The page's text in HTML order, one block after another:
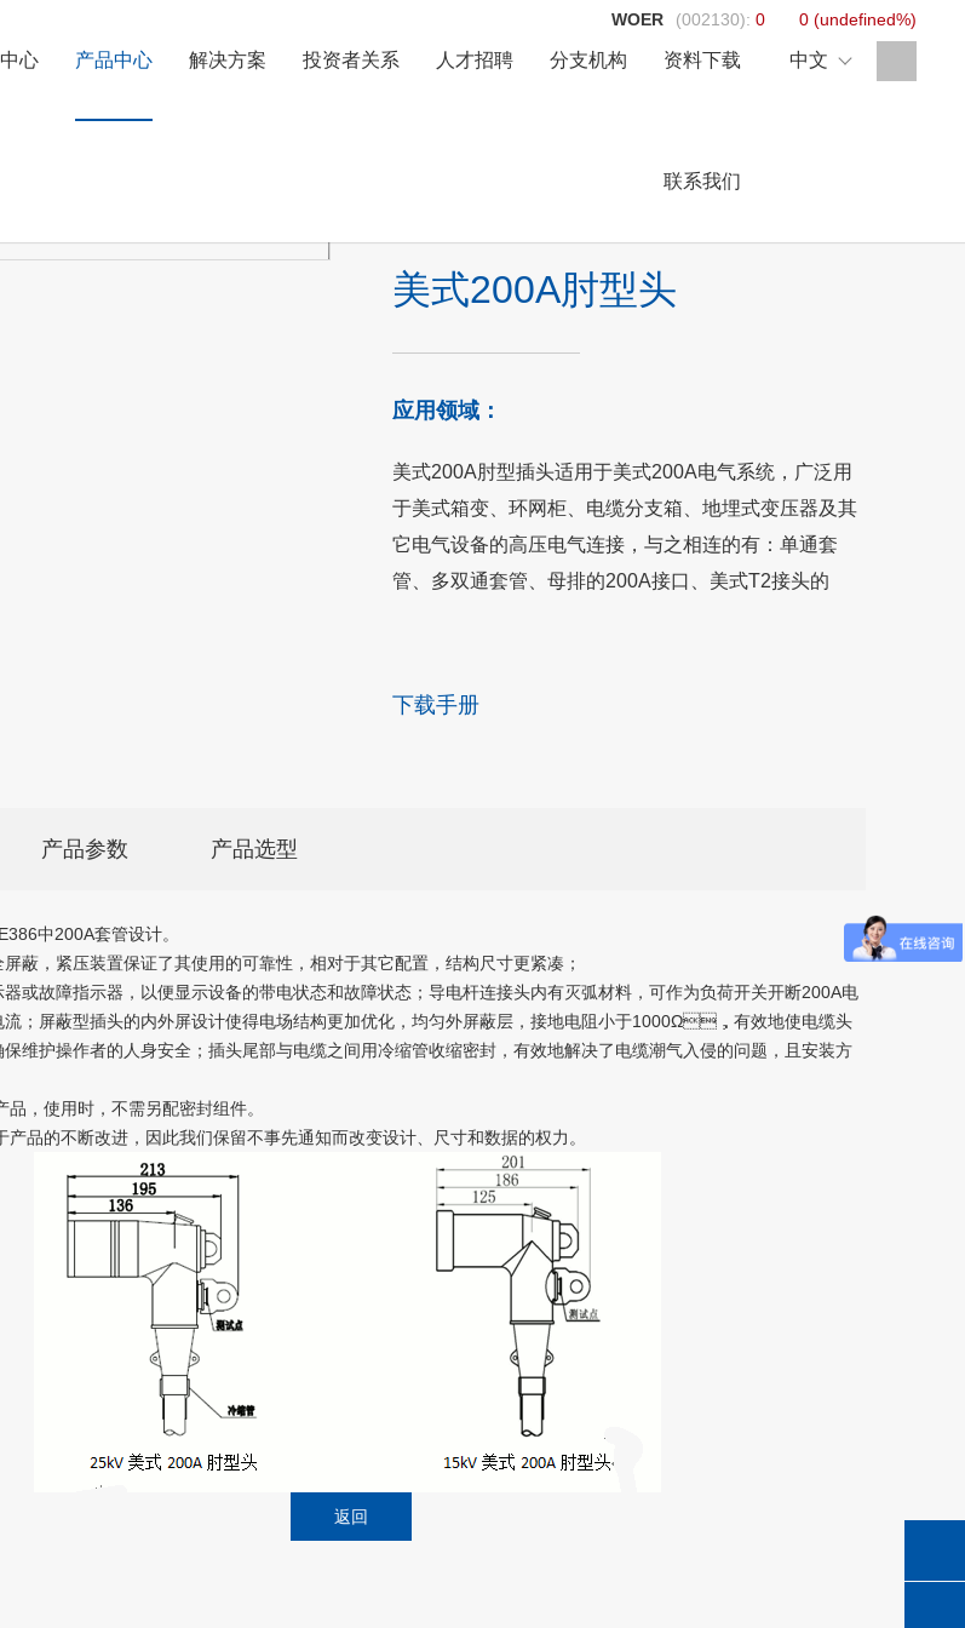
心 产品中心 解决方案 投资者关系 人才招聘 分支机构 资料下载
联系我们
中文
WOER (002130): 0 0 (undefined%)
美式200A肘型头
应用领域：
美式200A肘型插头适用于美式200A电气系统，广泛用
于美式箱变、环网柜、电缆分支箱、地埋式变压器及其
它电气设备的高压电气连接，与之相连的有：单通套
管、多双通套管、母排的200A接口、美式T2接头的
下载手册
产品参数 产品选型
中200A套管设计。
屏蔽，紧压装置保证了其使用的可靠性，相对于其它配置，结构尺寸更紧凑；
或故障指示器，以便显示设备的带电状态和故障状态；导电杆连接头内有灭弧材料，可作为负荷开关开断200A电
流；屏蔽型插头的内外屏设计使得电场结构更加优化，均匀外屏蔽层，接地电阻小于1000Ω，有效地使电缆头
保维护操作者的人身安全；插头尾部与电缆之间用冷缩管收缩密封，有效地解决了电缆潮气入侵的问题，且安装方
，使用时，不需另配密封组件。
的不断改进，因此我们保留不事先通知而改变设计、尺寸和数据的权力。
返回